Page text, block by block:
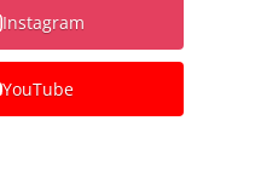
Instagram
YouTube